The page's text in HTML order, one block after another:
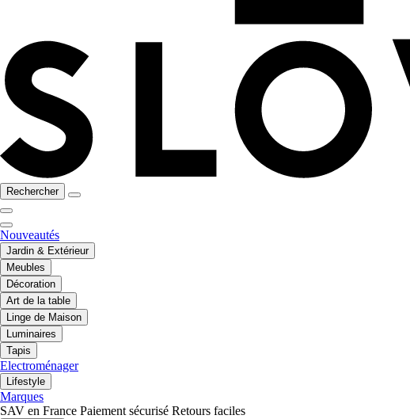
Rechercher
Nouveautés
Jardin & Extérieur
Meubles
Décoration
Art de la table
Linge de Maison
Luminaires
Tapis
Electroménager
Lifestyle
Marques
SAV en France Paiement sécurisé Retours faciles